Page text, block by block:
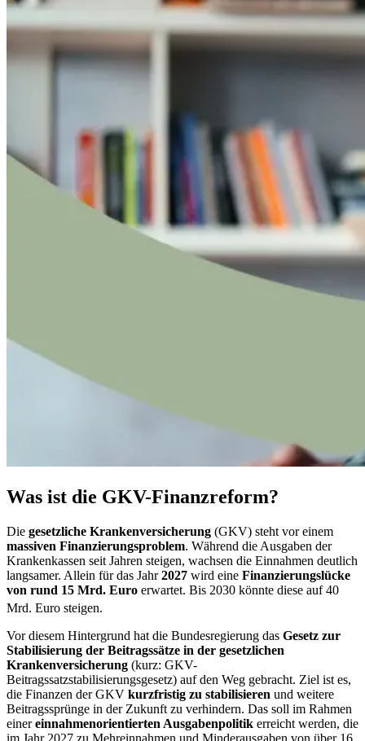
Was ist die GKV-Finanzreform?
Die gesetzliche Krankenversicherung (GKV) steht vor einem
massiven Finanzierungsproblem. Während die Ausgaben der
Krankenkassen seit Jahren steigen, wachsen die Einnahmen deutlich
langsamer. Allein für das Jahr2027 wird eine Finanzierungslücke
von rund 15 Mrd. Euro erwartet. Bis 2030 könnte diese auf 40
Mrd. Euro steigen.
Vor diesem Hintergrund hat die Bundesregierung das Gesetz zur
Stabilisierung der Beitragssätze in der gesetzlichen
Krankenversicherung (kurz: GKV-
Beitragssatzstabilisierungsgesetz) auf den Weg gebracht. Ziel ist es,
die Finanzen der GKV kurzfristig zu stabilisieren und weitere
Beitragssprünge in der Zukunft zu verhindern. Das soll im Rahmen
einereinnahmenorientierten Ausgabenpolitik erreicht werden, die